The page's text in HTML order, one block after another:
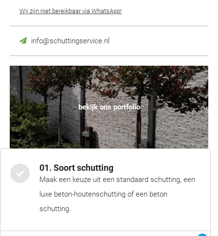
Wij zijn niet bereikbaar via WhatsApp!
info@schuttingservice.nl
bekijk ons portfolio
01. Soort schutting
Maak een keuze uit een standaard schutting, een
luxe beton-houtenschutting of een beton
schutting.